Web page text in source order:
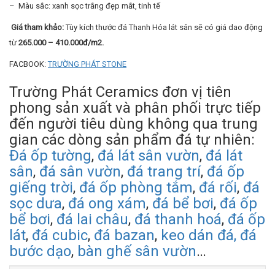
– Màu sắc: xanh sọc trắng đẹp mắt, tinh tế
Giá tham khảo:Tùy kích thước đá Thanh Hóa lát sân sẽ có giá dao động
từ 265.000 – 410.000đ/m2.
FACBOOK:TRƯỜNG PHÁT STONE
Trường Phát Ceramics đơn vị tiên
phong sản xuất và phân phối trực tiếp
đến người tiêu dùng không qua trung
gian các dòng sản phẩm đá tự nhiên:
Đá ốp tường, đá lát sân vườn, đá lát
sân, đá sân vườn, đá trang trí, đá ốp
giếng trời, đá ốp phòng tắm, đá rối, đá
sọc dưa, đá ong xám, đá bể bơi, đá ốp
bể bơi, đá lai châu, đá thanh hoá, đá ốp
lát, đá cubic, đá bazan, keo dán đá, đá
bước dạo, bàn ghế sân vườn…